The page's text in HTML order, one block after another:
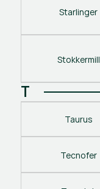
Starlinger
Stokkermill
T
Taurus
Tecnofer